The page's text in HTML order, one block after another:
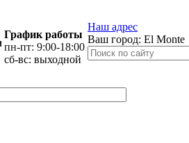
График работы
пн-пт: 9:00-18:00
сб-вс: выходной
Наш адрес
Ваш город: El Monte